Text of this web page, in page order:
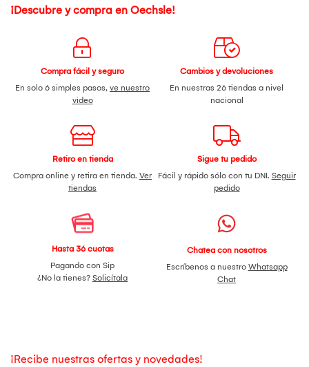
¡Descubre y compra en Oechsle!
Compra fácil y seguro
En solo 6 simples pasos, ve nuestro
video
Cambios y devoluciones
En nuestras 26 tiendas a nivel
nacional
Retiro en tienda
Compra online y retira en tienda. Ver
tiendas
Sigue tu pedido
Fácil y rápido sólo con tu DNI. Seguir
pedido
Hasta 36 cuotas
Pagando con Sip
¿No la tienes? Solicítala
Chatea con nosotros
Escríbenos a nuestro Whatsapp
Chat
¡Recibe nuestras ofertas y novedades!